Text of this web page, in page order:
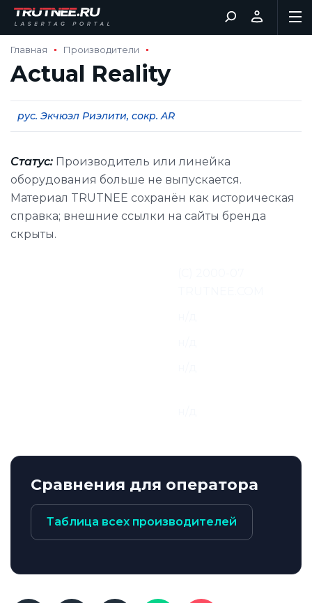
Главная Производители
Actual Reality
рус. Экчюэл Риэлити, сокр. AR
Статус: Производитель или линейка
оборудования больше не выпускается.
Материал TRUTNEE сохранён как историческая
справка; внешние ссылки на сайты бренда
скрыты.
Сравнения для оператора
Таблица всех производителей